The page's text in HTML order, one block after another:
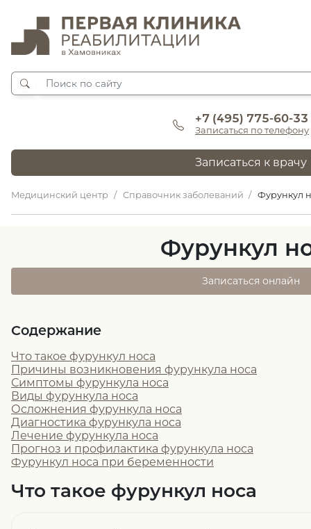
+7 (495) 775-60-33
Записаться по телефону
Записаться к врачу
Медицинский центр Справочник заболеваний Фурункул
Фурункул
Записаться онлайн
Содержание
Что такое фурункул носа
Причины возникновения фурункула носа
Симптомы фурункула носа
Виды фурункула носа
Осложнения фурункула носа
Диагностика фурункула носа
Лечение фурункула носа
Прогноз и профилактика фурункула носа
Фурункул носа при беременности
Что такое фурункул носа